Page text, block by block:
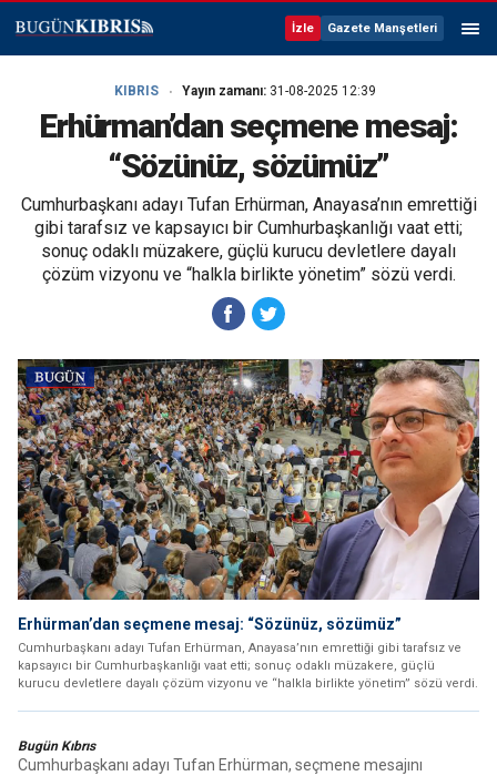
İzle Gazete Manşetleri
KIBRIS Yayın zamanı: 31-08-2025 12:39
Erhürman’dan seçmene mesaj:
“Sözünüz, sözümüz”
Cumhurbaşkanı adayı Tufan Erhürman, Anayasa’nın emrettiği
gibi tarafsız ve kapsayıcı bir Cumhurbaşkanlığı vaat etti;
sonuç odaklı müzakere, güçlü kurucu devletlere dayalı
çözüm vizyonu ve “halkla birlikte yönetim” sözü verdi.
Erhürman’dan seçmene mesaj: “Sözünüz, sözümüz”
Cumhurbaşkanı adayı Tufan Erhürman, Anayasa’nın emrettiği gibi tarafsız ve
kapsayıcı bir Cumhurbaşkanlığı vaat etti; sonuç odaklı müzakere, güçlü
kurucu devletlere dayalı çözüm vizyonu ve “halkla birlikte yönetim” sözü verdi.
Bugün Kıbrıs
Cumhurbaşkanı adayı Tufan Erhürman, seçmene mesajını